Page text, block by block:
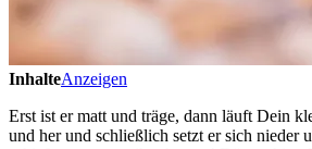
InhalteAnzeigen
Erst ist er matt und träge, dann läuft Dein
und her und schließlich setzt er sich nieder